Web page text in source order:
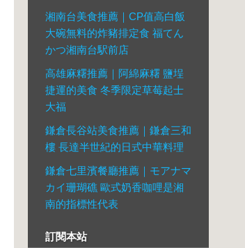
湘南台美食推薦｜CP值高白飯
大碗無料的炸豬排定食 福てん
かつ湘南台駅前店
高雄麻糬推薦｜阿綿麻糬 鹽埕
捷運的美食 冬季限定草莓起士
大福
鎌倉長谷站美食推薦｜鎌倉三和
樓 長達半世紀的日式中華料理
鎌倉七里濱餐廳推薦｜モアナマ
カイ珊瑚礁 歐式奶香咖哩是湘
南的指標性代表
訂閱本站